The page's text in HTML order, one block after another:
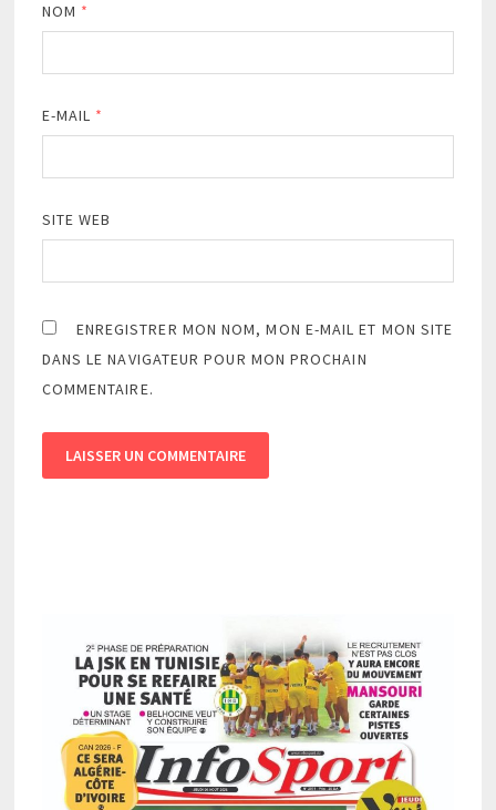
NOM *
E-MAIL *
SITE WEB
ENREGISTRER MON NOM, MON E-MAIL ET MON SITE
DANS LE NAVIGATEUR POUR MON PROCHAIN
COMMENTAIRE.